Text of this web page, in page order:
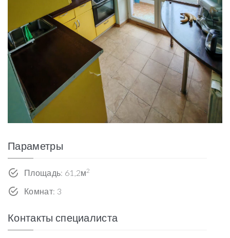
Параметры
Площадь: 61,2м2
Комнат: 3
Контакты специалиста